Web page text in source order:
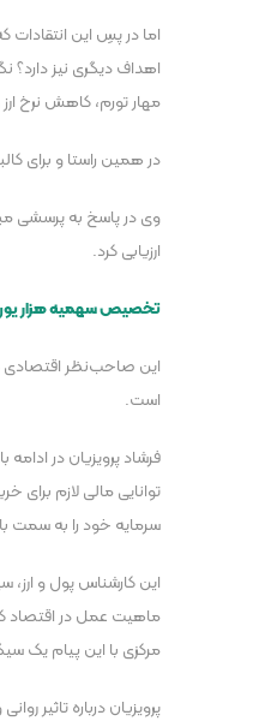
اما در پسِ این
اهداف دیگری نیز
مهار تورم، کاهش نرخ
در همین راستا و برای
ارزیابی کرد.
تخصیص سهمیه هزار
این صاحب‌نظر اقتصادی
است.
فرشاد پرویزیان در
سرمایه خود را به سمت
این کارشناس پول و
ماهیت عمل در اقتصاد
مرکزی با این پیام یک
پرویزیان درباره